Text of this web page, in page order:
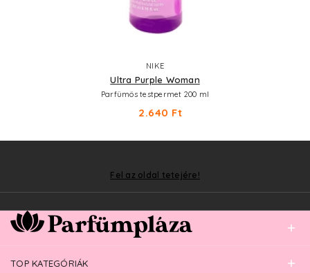
NIKE
Ultra Purple Woman
Parfümös testpermet 200 ml
2.640 Ft
Fel az oldal tetejére!
TOP KATEGÓRIÁK